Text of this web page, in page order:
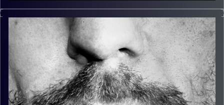
זיפים, מוזיקה מחוספסת של הופעות חיות. הרבה ג'אם, רוק,
בלוז, bluegrass, ג'אז, Fאנק, פרוגרסיב ואפילו אלקטרוניקה.
כל מה שחי, אמיתי ונושם.
עם שמוליק רגב.
קרדיט תמונות: David Goehring